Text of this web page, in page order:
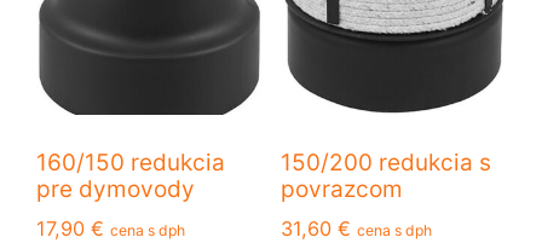
160/150 redukcia
pre dymovody
17,90 € cena s dph
150/200 redukcia s
povrazcom
31,60 € cena s dph